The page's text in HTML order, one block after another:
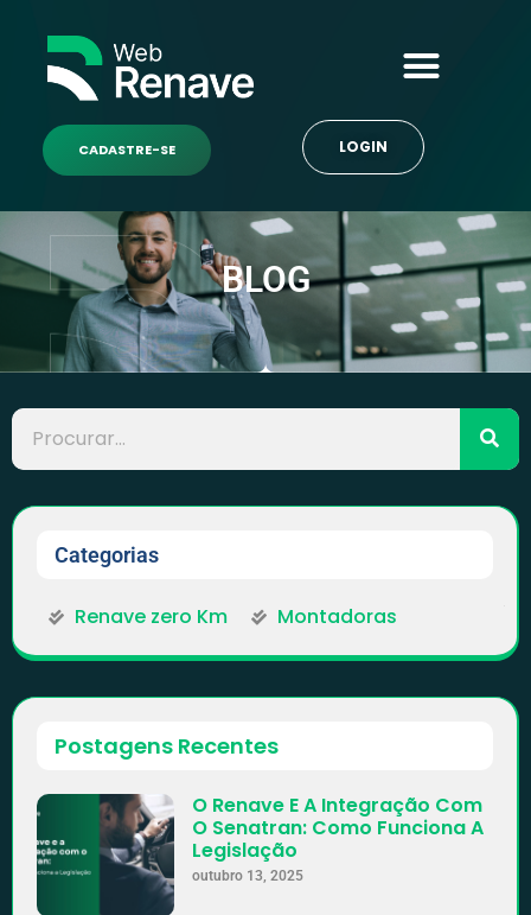
CADASTRE-SE LOGIN
BLOG
Categorias
Renave zero Km Montadoras
Postagens Recentes
O Renave E A Integração Com
O Senatran: Como Funciona A
Legislação
outubro 13, 2025